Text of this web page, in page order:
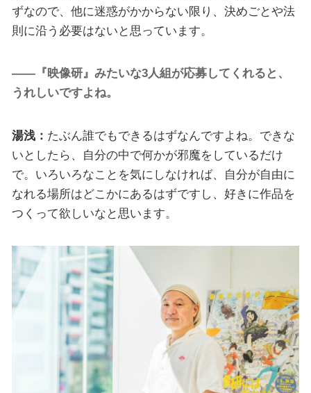
ずなので、他に迷惑がかからない限り、決めごとや法
則に沿う必要はないと思っています。
――『映像研』みたいな3人組が応募してくれると、
うれしいですよね。
湯浅： たぶん誰でもできるはずなんですよね。できな
いとしたら、自分の中で何かが邪魔をしているだけ
で。いろいろなことを気にしなければ、自分が自由に
なれる場所はどこかにあるはずですし、好きに作品を
つくって欲しいなと思います。